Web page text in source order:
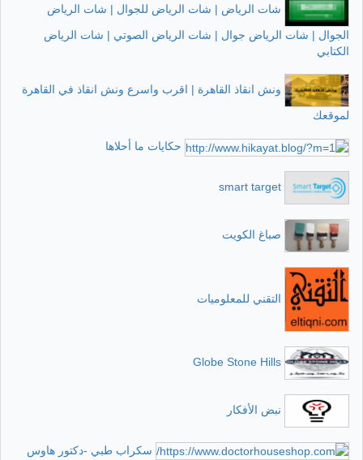
شات الرياض | شات الرياض للجوال | شات الرياض
الجوال | شات الرياض جوال | شات الرياض الصوتي | شات الرياض
الكتابي
ونش انقاذ القاهرة | اقرب واسرع ونش انقاذ في القاهرة
لموقعك
حكايات ما أحلاها
smart target
صباغ الكويت
التقني للمعلوميات
Globe Stone Hills
نبض الأفكار
سكراب طبي -دكتور هاوس